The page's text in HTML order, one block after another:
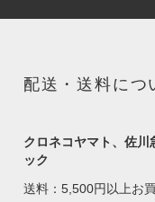
配送・送料につ
クロネコヤマト、佐川
ック
送料：5,500円以上お